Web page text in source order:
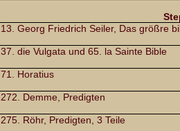
13. Georg Friedrich Seiler, Das größre
37. die Vulgata und 65. la Sainte Bible
71. Horatius
272. Demme, Predigten
275. Röhr, Predigten, 3 Teile